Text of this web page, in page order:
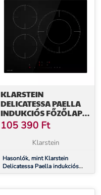
KLARSTEIN
DELICATESSA PAELLA
INDUKCIÓS FŐZŐLAP,
PAELLA ZÓNA, POWER
BOOST, CSÚSZKA
VEZÉRLÉS
105 390 Ft
Klarstein
Hasonlók, mint Klarstein
Delicatessa Paella indukciós
főzőlap, Paella zóna, Power